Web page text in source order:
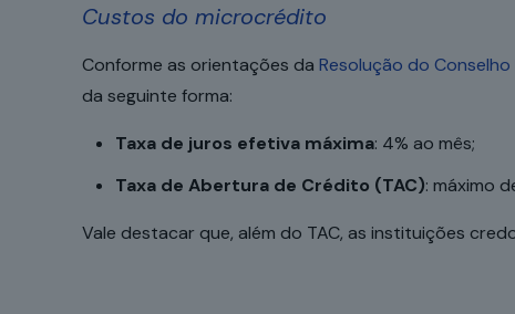
Custos do microcrédito
Conforme as orientações daResolução do
da seguinte forma:
Taxa de juros efetiva máxima: 4% ao mês;
Taxa de Abertura de Crédito (TAC): máximo
Vale destacar que, além do TAC, as instituições